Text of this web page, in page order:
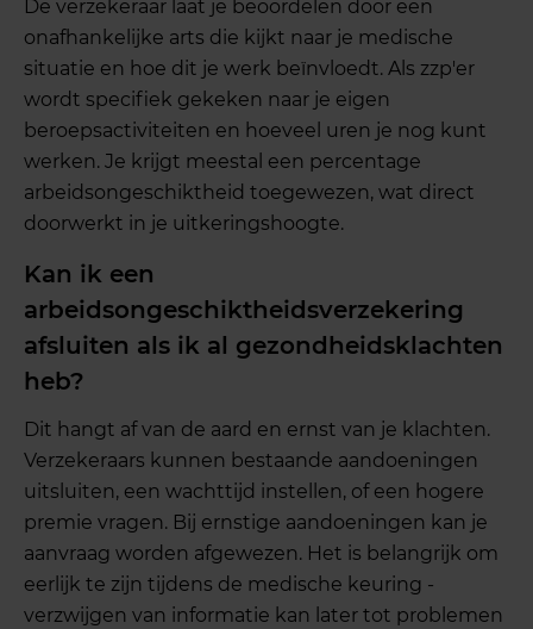
De verzekeraar laat je beoordelen door een
onafhankelijke arts die kijkt naar je medische
situatie en hoe dit je werk beïnvloedt. Als zzp'er
wordt specifiek gekeken naar je eigen
beroepsactiviteiten en hoeveel uren je nog kunt
werken. Je krijgt meestal een percentage
arbeidsongeschiktheid toegewezen, wat direct
doorwerkt in je uitkeringshoogte.
Kan ik een
arbeidsongeschiktheidsverzekering
afsluiten als ik al gezondheidsklachten
heb?
Dit hangt af van de aard en ernst van je klachten.
Verzekeraars kunnen bestaande aandoeningen
uitsluiten, een wachttijd instellen, of een hogere
premie vragen. Bij ernstige aandoeningen kan je
aanvraag worden afgewezen. Het is belangrijk om
eerlijk te zijn tijdens de medische keuring -
verzwijgen van informatie kan later tot problemen